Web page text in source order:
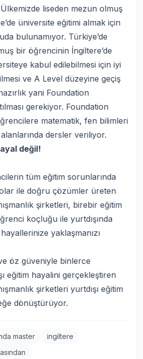
liseden mezun olmuş
üniversite eğitimi almak için
bulunamıyor. Türkiye’de
bir öğrencinin İngiltere’de
kabul edilebilmesi için iyi
ve A Level düzeyine geçiş
yani Foundation
gerekiyor. Foundation
matematik, fen bilimleri
dersler veriliyor.
değil!
tüm eğitim sorunlarında
ile doğru çözümler üreten
şirketleri, birebir eğitim
koçluğu ile yurtdışında
yaklaşmanızı
öz güveniyle binlerce
eğitim hayalini gerçekleştiren
şirketleri yurtdışı eğitim
dönüştürüyor.
master
ingiltere